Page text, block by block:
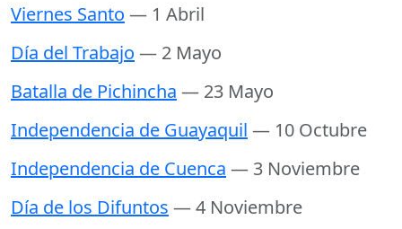
Viernes Santo — 1 Abril
Día del Trabajo — 2 Mayo
Batalla de Pichincha — 23 Mayo
Independencia de Guayaquil — 10 Octubre
Independencia de Cuenca — 3 Noviembre
Día de los Difuntos — 4 Noviembre